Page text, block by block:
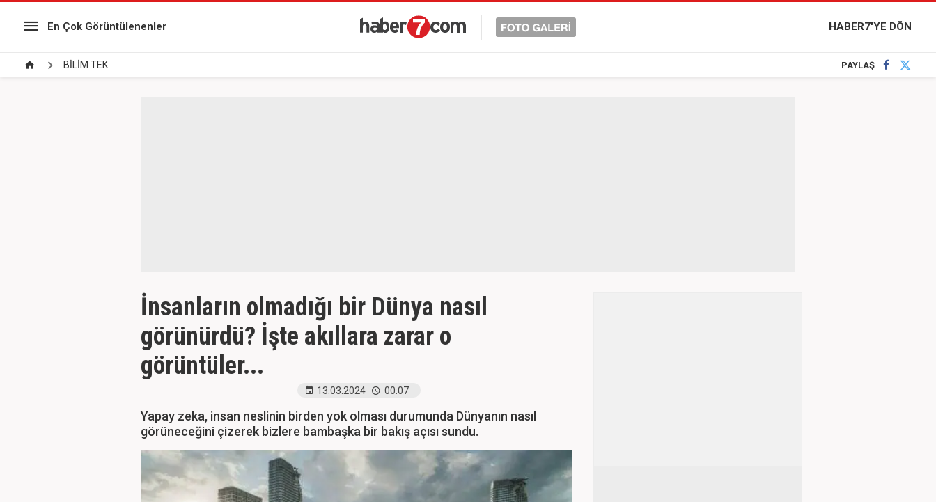
En Çok Görüntülenenler HABER7'YE DÖN
BİLİM TEK PAYLAŞ
İnsanların olmadığı bir Dünya nasıl
görünürdü? İşte akıllara zarar o
görüntüler...
13.03.2024 00:07
Yapay zeka, insan neslinin birden yok olması durumunda Dünyanın nasıl
görüneceğini çizerek bizlere bambaşka bir bakış açısı sundu.